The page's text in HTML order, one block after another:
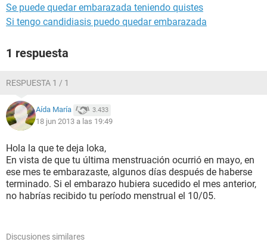
Se puede quedar embarazada teniendo quistes
Si tengo candidiasis puedo quedar embarazada
1 respuesta
RESPUESTA 1 / 1
Aída María 3.433
18 jun 2013 a las 19:49
Hola la que te deja loka,
En vista de que tu última menstruación ocurrió en mayo, en
ese mes te embarazaste, algunos días después de haberse
terminado. Si el embarazo hubiera sucedido el mes anterior,
no habrías recibido tu período menstrual el 10/05.
Discusiones similares